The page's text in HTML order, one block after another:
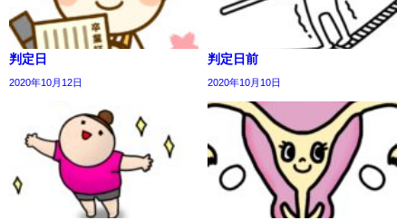
判定日
2020年10月12日
判定日前
2020年10月10日